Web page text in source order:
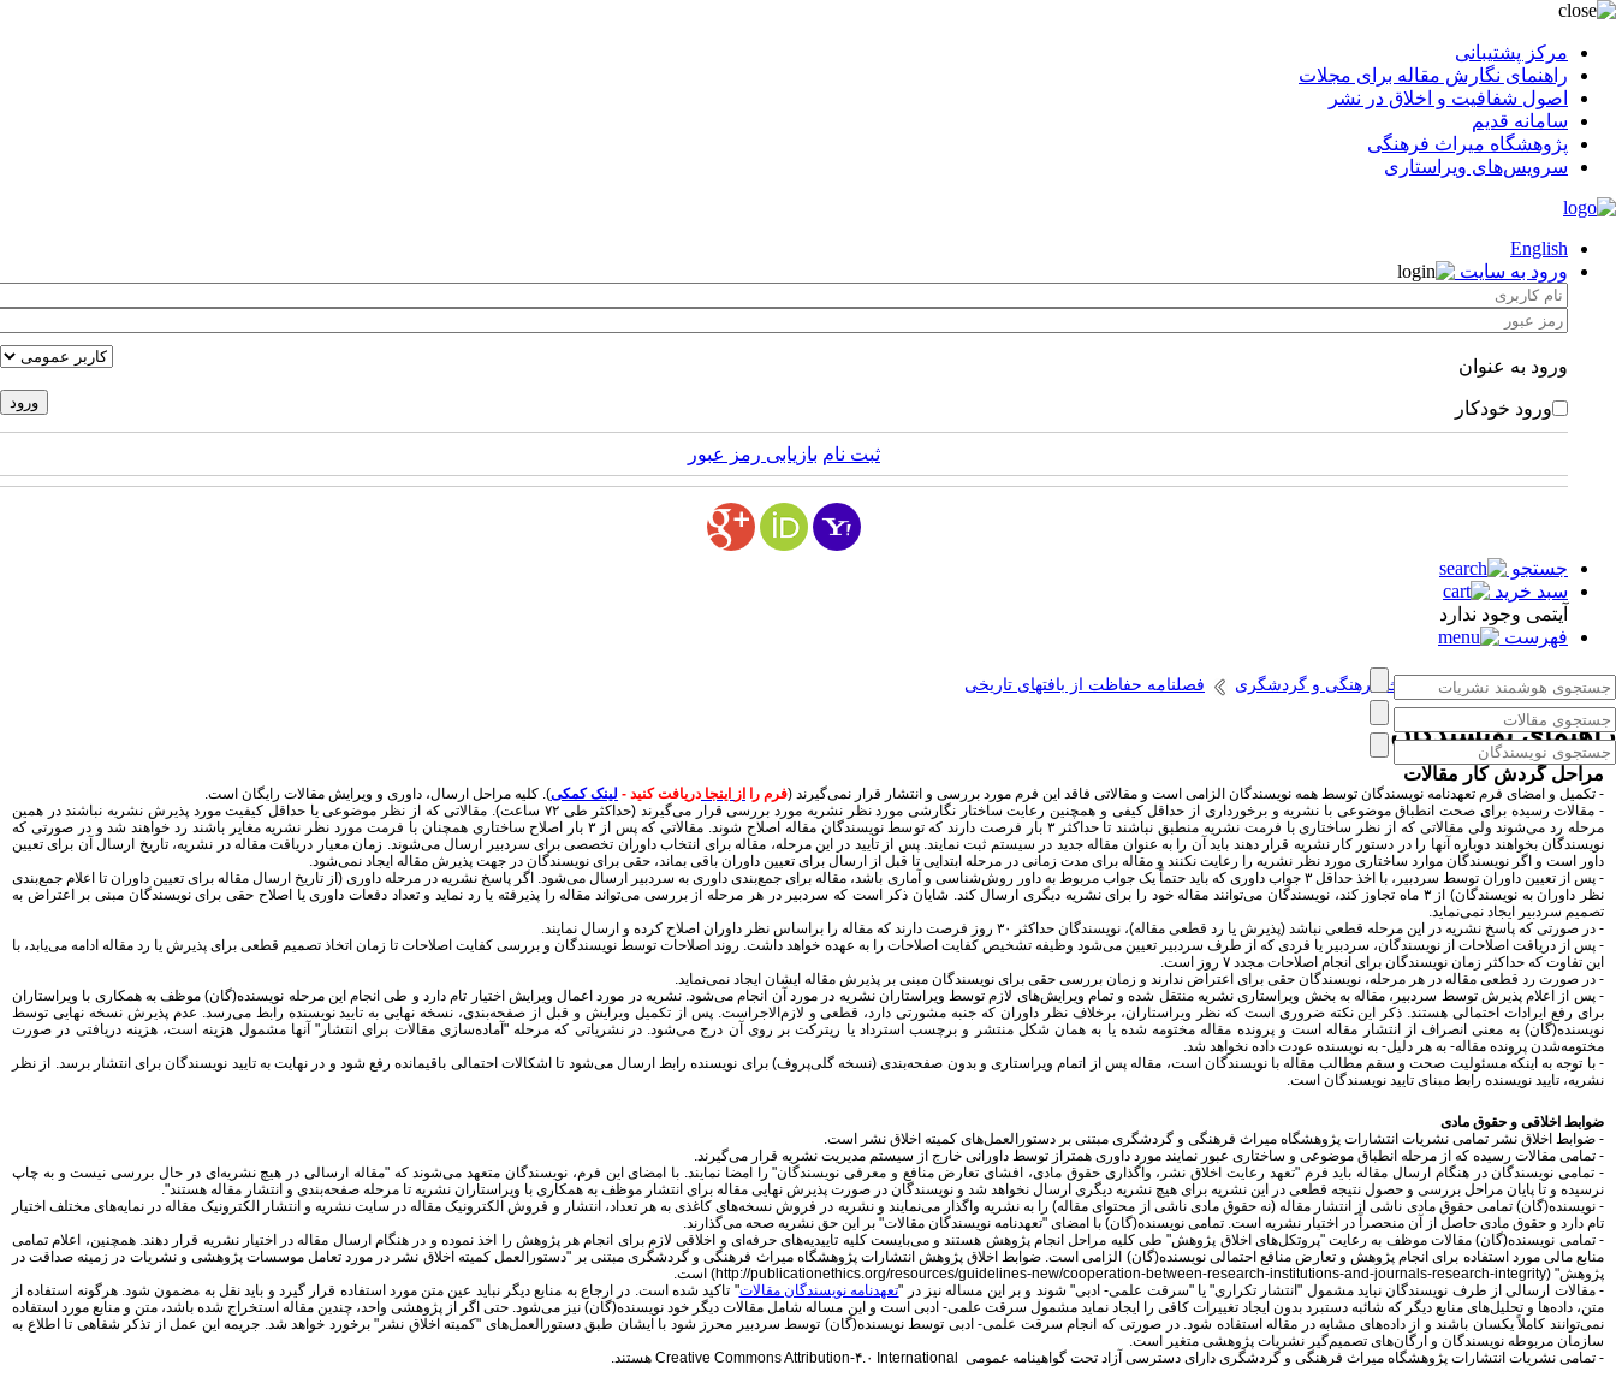
مرکز پشتیبانی
راهنمای نگارش مقاله برای مجلات
اصول شفافیت و اخلاق در نشر
سامانه قدیم
پژوهشگاه میراث فرهنگی
سرویس‌های ویراستاری
English
ورود به سایت
ورود به عنوان
ورود خودکار
ثبت نام بازیابی رمز عبور
جستجو
سبد خرید
آیتمی وجود ندارد
فهرست
انتشارات پژوهشگاه میراث فرهنگی و گردشگری فصلنامه حفاظت از بافتهای تاریخی
راهنمای نویسندگان
مراحل گردش کار مقالات
- تکمیل و امضای فرم تعهدنامه نویسندگان توسط همه نویسندگان الزامی است و مقالاتی فاقد این فرم مورد بررسی و انتشار قرار نمی‌گیرند (فرم را از اینجا دریافت کنید - لینک کمکی). کلیه مراحل ارسال، داوری و ویرایش مقالات رایگان است.
- مقالات رسیده برای صحت انطباق موضوعی با نشریه و برخورداری از حداقل کیفی و همچنین رعایت ساختار نگارشی مورد نظر نشریه مورد بررسی قرار می‌گیرند (حداکثر طی ۷۲ ساعت). مقالاتی که از نظر موضوعی یا حداقل کیفیت مورد پذیرش نشریه نباشند در همین
مرحله رد می‌شوند ولی مقالاتی که از نظر ساختاری با فرمت نشریه منطبق نباشند تا حداکثر ۳ بار فرصت دارند که توسط نویسندگان مقاله اصلاح شوند. مقالاتی که پس از ۳ بار اصلاح ساختاری همچنان با فرمت مورد نظر نشریه مغایر باشند رد خواهند شد و در صورتی که
نویسندگان بخواهند دوباره آنها را در دستور کار نشریه قرار دهند باید آن را به عنوان مقاله جدید در سیستم ثبت نمایند. پس از تایید در این مرحله، مقاله برای انتخاب داوران تخصصی برای سردبیر ارسال می‌شوند. زمان معیار دریافت مقاله در نشریه، تاریخ ارسال آن برای تعیین
داور است و اگر نویسندگان موارد ساختاری مورد نظر نشریه را رعایت نکنند و مقاله برای مدت زمانی در مرحله ابتدایی تا قبل از ارسال برای تعیین داوران باقی بماند، حقی برای نویسندگان در جهت پذیرش مقاله ایجاد نمی‌شود.
- پس از تعیین داوران توسط سردبیر، با اخذ حداقل ۳ جواب داوری که باید حتماً یک جواب مربوط به داور روش‌شناسی و آماری باشد، مقاله برای جمع‌بندی داوری به سردبیر ارسال می‌شود. اگر پاسخ نشریه در مرحله داوری (از تاریخ ارسال مقاله برای تعیین داوران تا اعلام جمع‌بندی
نظر داوران به نویسندگان) از ۳ ماه تجاوز کند، نویسندگان می‌توانند مقاله خود را برای نشریه دیگری ارسال کند. شایان ذکر است که سردبیر در هر مرحله از بررسی می‌تواند مقاله را پذیرفته یا رد نماید و تعداد دفعات داوری یا اصلاح حقی برای نویسندگان مبنی بر اعتراض به
تصمیم سردبیر ایجاد نمی‌نماید.
- در صورتی که پاسخ نشریه در این مرحله قطعی نباشد (پذیرش یا رد قطعی مقاله)، نویسندگان حداکثر ۳۰ روز فرصت دارند که مقاله را براساس نظر داوران اصلاح کرده و ارسال نمایند.
- پس از دریافت اصلاحات از نویسندگان، سردبیر یا فردی که از طرف سردبیر تعیین می‌شود وظیفه تشخیص کفایت اصلاحات را به عهده خواهد داشت. روند اصلاحات توسط نویسندگان و بررسی کفایت اصلاحات تا زمان اتخاذ تصمیم قطعی برای پذیرش یا رد مقاله ادامه می‌یابد، با
این تفاوت که حداکثر زمان نویسندگان برای انجام اصلاحات مجدد ۷ روز است.
- در صورت رد قطعی مقاله در هر مرحله، نویسندگان حقی برای اعتراض ندارند و زمان بررسی حقی برای نویسندگان مبنی بر پذیرش مقاله ایشان ایجاد نمی‌نماید.
- پس از اعلام پذیرش توسط سردبیر، مقاله به بخش ویراستاری نشریه منتقل شده و تمام ویرایش‌های لازم توسط ویراستاران نشریه در مورد آن انجام می‌شود. نشریه در مورد اعمال ویرایش اختیار تام دارد و طی انجام این مرحله نویسنده(گان) موظف به همکاری با ویراستاران
برای رفع ایرادات احتمالی هستند. ذکر این نکته ضروری است که نظر ویراستاران، برخلاف نظر داوران که جنبه مشورتی دارد، قطعی و لازم‌الاجراست. پس از تکمیل ویرایش و قبل از صفحه‌بندی، نسخه نهایی به تایید نویسنده رابط می‌رسد. عدم پذیرش نسخه نهایی توسط
نویسنده(گان) به معنی انصراف از انتشار مقاله است و پرونده مقاله مختومه شده یا به همان شکل منتشر و برچسب استرداد یا ریترکت بر روی آن درج می‌شود. در نشریاتی که مرحله "آماده‌سازی مقالات برای انتشار" آنها مشمول هزینه است، هزینه دریافتی در صورت
مختومه‌شدن پرونده مقاله- به هر دلیل- به نویسنده عودت داده نخواهد شد.
- با توجه به اینکه مسئولیت صحت و سقم مطالب مقاله با نویسندگان است، مقاله پس از اتمام ویراستاری و بدون صفحه‌بندی (نسخه گلی‌پروف) برای نویسنده رابط ارسال می‌شود تا اشکالات احتمالی باقیمانده رفع شود و در نهایت به تایید نویسندگان برای انتشار برسد. از نظر
نشریه، تایید نویسنده رابط مبنای تایید نویسندگان است.
ضوابط اخلاقی و حقوق مادی
- ضوابط اخلاق نشر تمامی نشریات انتشارات پژوهشگاه میراث فرهنگی و گردشگری مبتنی بر دستورالعمل‌های کمیته اخلاق نشر است.
- تمامی مقالات رسیده که از مرحله انطباق موضوعی و ساختاری عبور نمایند مورد داوری همتراز توسط داورانی خارج از سیستم مدیریت نشریه قرار می‌گیرند.
- تمامی نویسندگان در هنگام ارسال مقاله باید فرم "تعهد رعایت اخلاق نشر، واگذاری حقوق مادی، افشای تعارض منافع و معرفی نویسندگان"را امضا نمایند. با امضای این فرم، نویسندگان متعهد می‌شوند که "مقاله ارسالی در هیچ نشریه‌ای در حال بررسی نیست و به چاپ
نرسیده و تا پایان مراحل بررسی و حصول نتیجه قطعی در این نشریه برای هیچ نشریه دیگری ارسال نخواهد شد و نویسندگان در صورت پذیرش نهایی مقاله برای انتشار موظف به همکاری با ویراستاران نشریه تا مرحله صفحه‌بندی و انتشار مقاله هستند".
- نویسنده(گان) تمامی حقوق مادی ناشی از انتشار مقاله (نه حقوق مادی ناشی از محتوای مقاله) را به نشریه واگذار می‌نمایند و نشریه در فروش نسخه‌های کاغذی به هر تعداد، انتشار و فروش الکترونیک مقاله در سایت نشریه و انتشار الکترونیک مقاله در نمایه‌های مختلف اختیار
تام دارد و حقوق مادی حاصل از آن منحصراً در اختیار نشریه است. تمامی نویسنده‌(گان) با امضای "تعهدنامه نویسندگان مقالات" بر این حق نشریه صحه می‌گذارند.
- تمامی نویسنده(گان) مقالات موظف به رعایت "پروتکل‌های اخلاق پژوهش" طی کلیه مراحل انجام پژوهش هستند و می‌بایست کلیه تاییدیه‌های حرفه‌ای و اخلاقی لازم برای انجام هر پژوهش را اخذ نموده و در هنگام ارسال مقاله در اختیار نشریه قرار دهند. همچنین، اعلام تمامی
منابع مالی مورد استفاده برای انجام پژوهش و تعارض منافع احتمالی نویسنده(گان) الزامی است. ضوابط اخلاق پژوهش انتشارات پژوهشگاه میراث فرهنگی و گردشگری مبتنی بر "دستورالعمل کمیته اخلاق نشر در مورد تعامل موسسات پژوهشی و نشریات در زمینه صداقت در
پژوهش" (http://publicationethics.org/resources/guidelines-new/cooperation-between-research-institutions-and-journals-research-integrity) است.
- مقالات ارسالی از طرف نویسندگان نباید مشمول "انتشار تکراری" یا "سرقت علمی- ادبی" شوند و بر این مساله نیز در "تعهدنامه نویسندگان مقالات" تاکید شده است. در ارجاع به منابع دیگر نباید عین متن مورد استفاده قرار گیرد و باید نقل به مضمون شود. هرگونه استفاده از
متن، داده‌ها و تحلیل‌های منابع دیگر که شائبه دستبرد بدون ایجاد تغییرات کافی را ایجاد نماید مشمول سرقت علمی- ادبی است و این مساله شامل مقالات دیگر خود نویسنده(گان) نیز می‌شود. حتی اگر از پژوهشی واحد، چندین مقاله استخراج شده باشد، متن و منابع مورد استفاده
نمی‌توانند کاملاً یکسان باشند و از داده‌های مشابه در مقاله استفاده شود. در صورتی که انجام سرقت علمی- ادبی توسط نویسنده(گان) توسط سردبیر محرز شود با ایشان طبق دستورالعمل‌های "کمیته اخلاق نشر" برخورد خواهد شد. جریمه این عمل از تذکر شفاهی تا اطلاع به
سازمان مربوطه نویسندگان و ارگان‌های تصمیم‌گیر نشریات پژوهشی متغیر است.
- تمامی نشریات انتشارات پژوهشگاه میراث فرهنگی و گردشگری دارای دسترسی آزاد تحت گواهینامه عمومی
Creative Commons Attribution-۴.۰ International هستند.